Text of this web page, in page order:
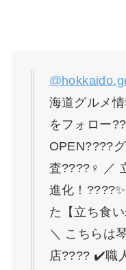
海道グルメ
をフォロー
OPEN????
査????‍♀️ ／
進化！
た【立ち食
＼ こちらは
店???? ✔️職